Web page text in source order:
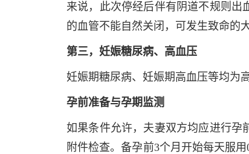
来说，此次停经后伴有阴道不规则出
的血管不能自然关闭，可发生致命的
第三，妊娠糖尿病、高血压
妊娠期糖尿病、妊娠期高血压等均为
孕前准备与孕期监测
如果条件允许，夫妻双方均应进行孕
附件检查。备孕前3个月开始每天服